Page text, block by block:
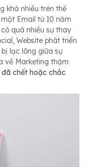
khá nhiều trên thế
Email từ 10 năm
quá nhiều sự thay
Website phát triển
lạc lõng giữa sự
về Marketing thậm
đã chết hoặc chắc